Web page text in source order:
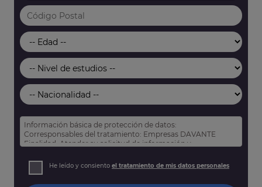
Información básica de protección de datos:
Corresponsables del tratamiento: Empresas DAVANTE
Finalidad: Atender su solicitud de información y
Derechos: Puede acceder, rectificar y suprimir sus datos,
así como otros derechos tal y como se explica en nuestra
He leído y consiento el tratamiento de mis datos personales